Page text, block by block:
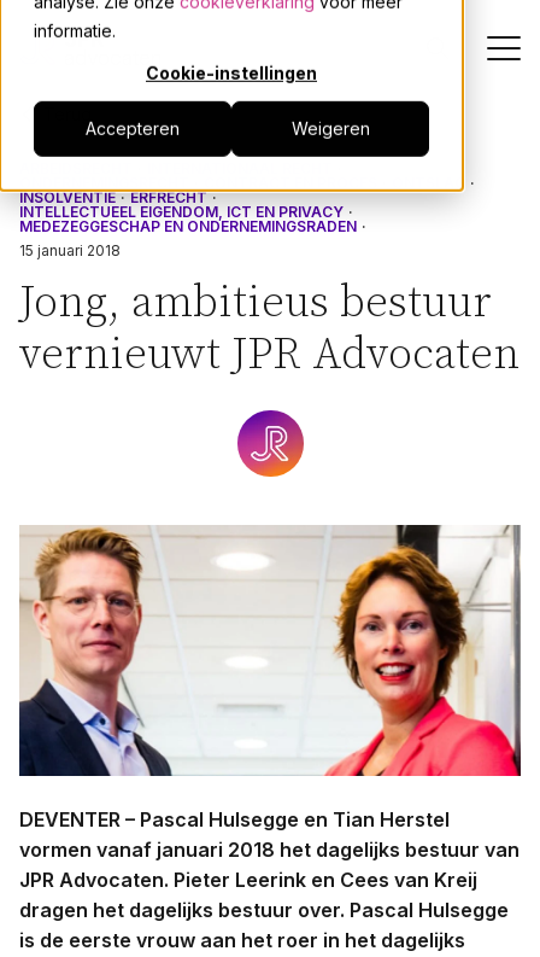
informatie.
Cookie-instellingen
Accepteren Weigeren
Dienstverlening
Onze mensen
Actueel
Over JPR
Taal:
ONTSLAG
INSOLVENTIE
ERFRECHT
INTELLECTUEEL EIGENDOM, ICT EN PRIVACY
MEDEZEGGESCHAP EN ONDERNEMINGSRADEN
15 januari 2018
Jong, ambitieus bestuur
vernieuwt JPR Advocaten
DEVENTER – Pascal Hulsegge en Tian Herstel
vormen vanaf januari 2018 het dagelijks bestuur van
JPR Advocaten. Pieter Leerink en Cees van Kreij
dragen het dagelijks bestuur over. Pascal Hulsegge
is de eerste vrouw aan het roer in het dagelijks